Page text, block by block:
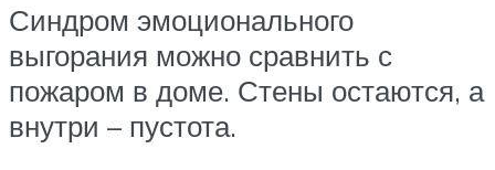
Синдром эмоционального
выгорания можно сравнить с
пожаром в доме. Стены остаются, а
внутри – пустота.